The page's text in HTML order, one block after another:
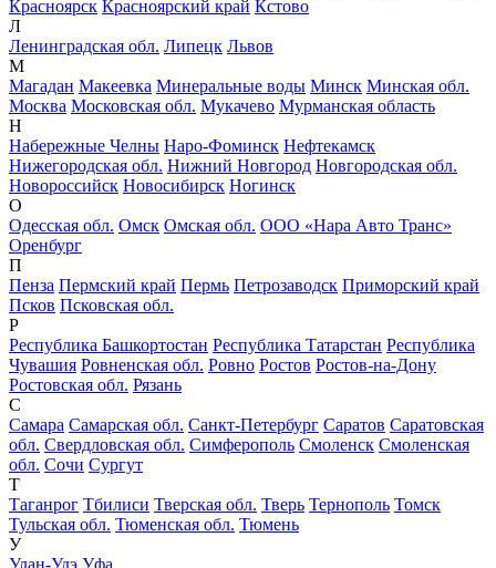
Красноярск Красноярский край Кстово
Л
Ленинградская обл. Липецк Львов
М
Магадан Макеевка Минеральные воды Минск Минская обл.
Москва Московская обл. Мукачево Мурманская область
Н
Набережные Челны Наро-Фоминск Нефтекамск
Нижегородская обл. Нижний Новгород Новгородская обл.
Новороссийск Новосибирск Ногинск
О
Одесская обл. Омск Омская обл. ООО «Нара Авто Транс»
Оренбург
П
Пенза Пермский край Пермь Петрозаводск Приморский край
Псков Псковская обл.
Р
Республика Башкортостан Республика Татарстан Республика
Чувашия Ровненская обл. Ровно Ростов Ростов-на-Дону
Ростовская обл. Рязань
С
Самара Самарская обл. Санкт-Петербург Саратов Саратовская
обл. Свердловская обл. Симферополь Смоленск Смоленская
обл. Сочи Сургут
Т
Таганрог Тбилиси Тверская обл. Тверь Тернополь Томск
Тульская обл. Тюменская обл. Тюмень
У
Улан-Удэ Уфа